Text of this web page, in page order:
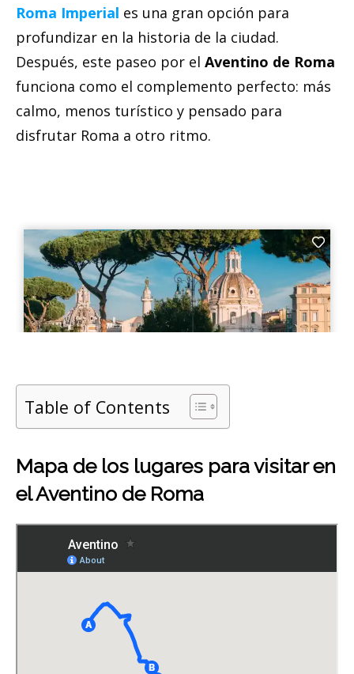
Roma Imperial es una gran opción para
profundizar en la historia de la ciudad.
Después, este paseo por el Aventino de Roma
funciona como el complemento perfecto: más
calmo, menos turístico y pensado para
disfrutar Roma a otro ritmo.
Table of Contents
Mapa de los lugares para visitar en
el Aventino de Roma